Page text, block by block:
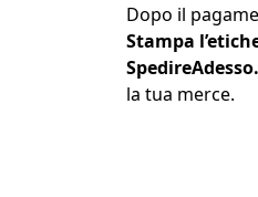
Dopo il
Stampa
la tua merce.